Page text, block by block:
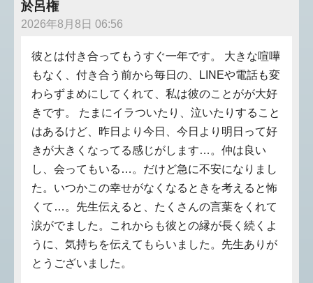
於呂権
2026年8月8日 06:56
彼とは付き合ってもうすぐ一年です。 大きな喧嘩
もなく、付き合う前から毎日の、LINEや電話も変
わらずまめにしてくれて、私は彼のことがが大好
きです。 たまにイラついたり、泣いたりすること
はあるけど、昨日より今日、今日より明日って好
きが大きくなってる感じがします…。仲は良い
し、会ってもいる…。だけど急に不安になりまし
た。いつかこの幸せがなくなるときを考えると怖
くて…。先生伝えると、たくさんの言葉をくれて
涙がでました。これからも彼との縁が長く続くよ
うに、気持ちを伝えてもらいました。先生ありが
とうございました。